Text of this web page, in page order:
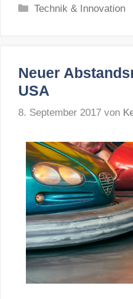
Kategorien
Technik & Innovation
Neuer
USA
8. September 2017 von